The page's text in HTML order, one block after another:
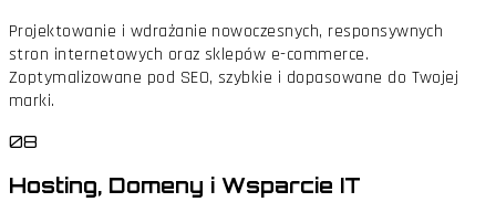
Projektowanie i wdrażanie nowoczesnych, responsywnych
stron internetowych oraz sklepów e-commerce.
Zoptymalizowane pod SEO, szybkie i dopasowane do Twojej
marki.
08
Hosting, Domeny i Wsparcie IT